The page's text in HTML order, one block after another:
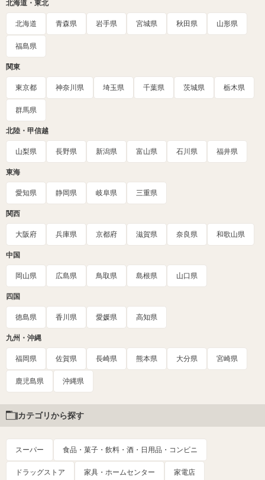
北海道・東北
北海道 青森県 岩手県 宮城県 秋田県 山形県
福島県
関東
東京都 神奈川県 埼玉県 千葉県 茨城県 栃木県
群馬県
北陸・甲信越
山梨県 長野県 新潟県 富山県 石川県 福井県
東海
愛知県 静岡県 岐阜県 三重県
関西
大阪府 兵庫県 京都府 滋賀県 奈良県 和歌山県
中国
岡山県 広島県 鳥取県 島根県 山口県
四国
徳島県 香川県 愛媛県 高知県
九州・沖縄
福岡県 佐賀県 長崎県 熊本県 大分県 宮崎県
鹿児島県 沖縄県
カテゴリから探す
スーパー 食品・菓子・飲料・酒・日用品・コンビニ
ドラッグストア 家具・ホームセンター 家電店